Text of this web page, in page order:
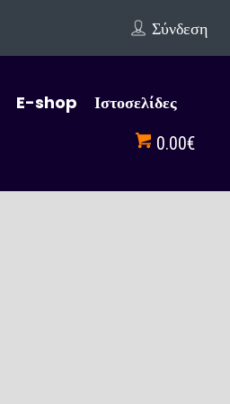
Σύνδεση
E-shop
Ιστοσελίδες
0.00€